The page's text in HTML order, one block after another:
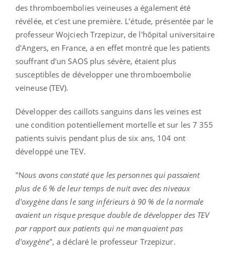
des thromboembolies veineuses a également été
révélée, et c'est une première. L’étude, présentée par le
professeur Wojciech Trzepizur, de l'hôpital universitaire
d'Angers, en France, a en effet montré que les patients
souffrant d'un SAOS plus sévère, étaient plus
susceptibles de développer une thromboembolie
veineuse (TEV).
Développer des caillots sanguins dans les veines est
une condition potentiellement mortelle et sur les 7 355
patients suivis pendant plus de six ans, 104 ont
développé une TEV.
"Nous avons constaté que les personnes qui passaient
plus de 6 % de leur temps de nuit avec des niveaux
d'oxygène dans le sang inférieurs à 90 % de la normale
avaient un risque presque double de développer des TEV
par rapport aux patients qui ne manquaient pas
d'oxygène", a déclaré le professeur Trzepizur.